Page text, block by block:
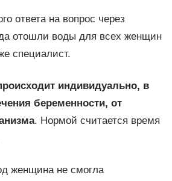
ответа на вопрос через
отошли воды для всех женщин
специалист.
индивидуально, в
беременности, от
. Нормой считается время
женщина не смогла